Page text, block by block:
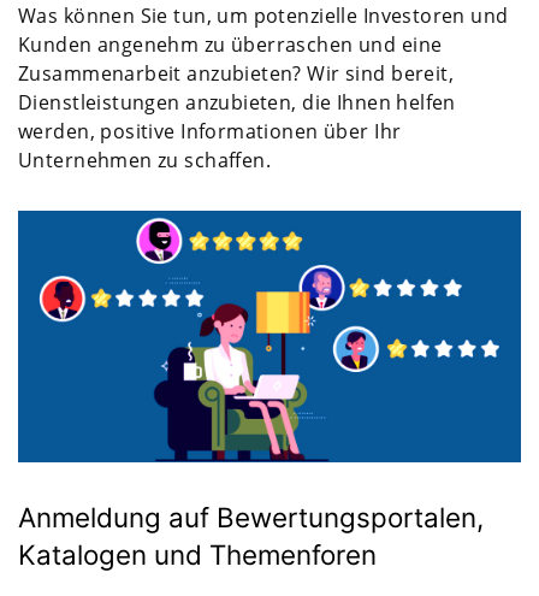
Was können Sie tun, um potenzielle Investoren und
Kunden angenehm zu überraschen und eine
Zusammenarbeit anzubieten? Wir sind bereit,
Dienstleistungen anzubieten, die Ihnen helfen
werden, positive Informationen über Ihr
Unternehmen zu schaffen.
Anmeldung auf Bewertungsportalen,
Katalogen und Themenforen